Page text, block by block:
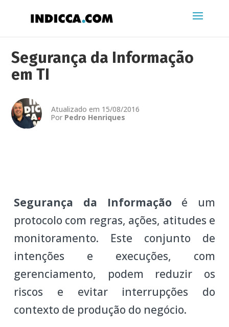
Segurança da Informação
em TI
Atualizado em 15/08/2016
Por Pedro Henriques
Segurança da Informaçãoé um
protocolo com regras, ações, atitudes e
monitoramento. Este conjunto de
intenções e execuções, com
gerenciamento, podem reduzir os
riscos e evitar interrupções do
contexto de produção do negócio.